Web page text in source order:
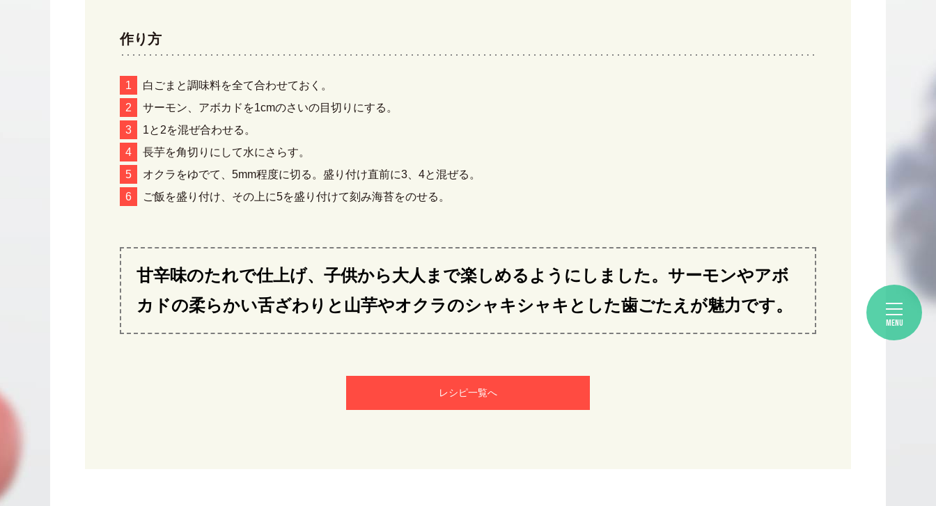
MENU
作り方
白ごまと調味料を全て合わせておく。
サーモン、アボカドを1cmのさいの目切りにする。
1と2を混ぜ合わせる。
長芋を角切りにして水にさらす。
オクラをゆでて、5mm程度に切る。盛り付け直前に3、4と混ぜる。
ご飯を盛り付け、その上に5を盛り付けて刻み海苔をのせる。
甘辛味のたれで仕上げ、子供から大人まで楽しめるようにしました。サーモンやアボ
カドの柔らかい舌ざわりと山芋やオクラのシャキシャキとした歯ごたえが魅力です。
レシピ一覧へ